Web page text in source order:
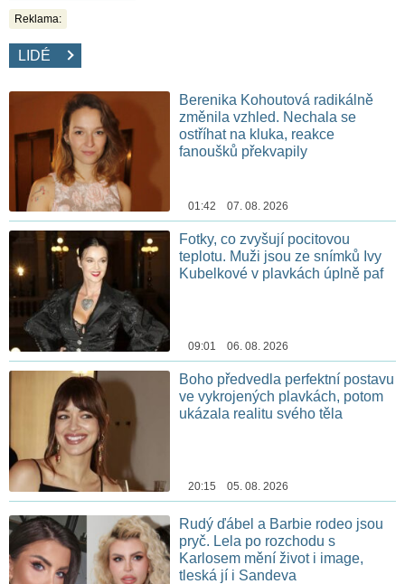
Reklama:
LIDÉ
Berenika Kohoutová radikálně
změnila vzhled. Nechala se
ostříhat na kluka, reakce
fanoušků překvapily
01:42 07. 08. 2026
Fotky, co zvyšují pocitovou
teplotu. Muži jsou ze snímků Ivy
Kubelkové v plavkách úplně paf
09:01 06. 08. 2026
Boho předvedla perfektní postavu
ve vykrojených plavkách, potom
ukázala realitu svého těla
20:15 05. 08. 2026
Rudý ďábel a Barbie rodeo jsou
pryč. Lela po rozchodu s
Karlosem mění život i image,
tleská jí i Sandeva